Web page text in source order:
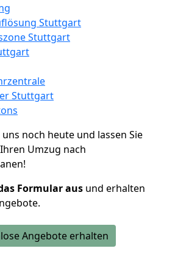
Stuttgart
Stuttgart
Stuttgart
noch heute und lassen Sie
Umzug nach
Formular aus und erhalten
Angebote erhalten